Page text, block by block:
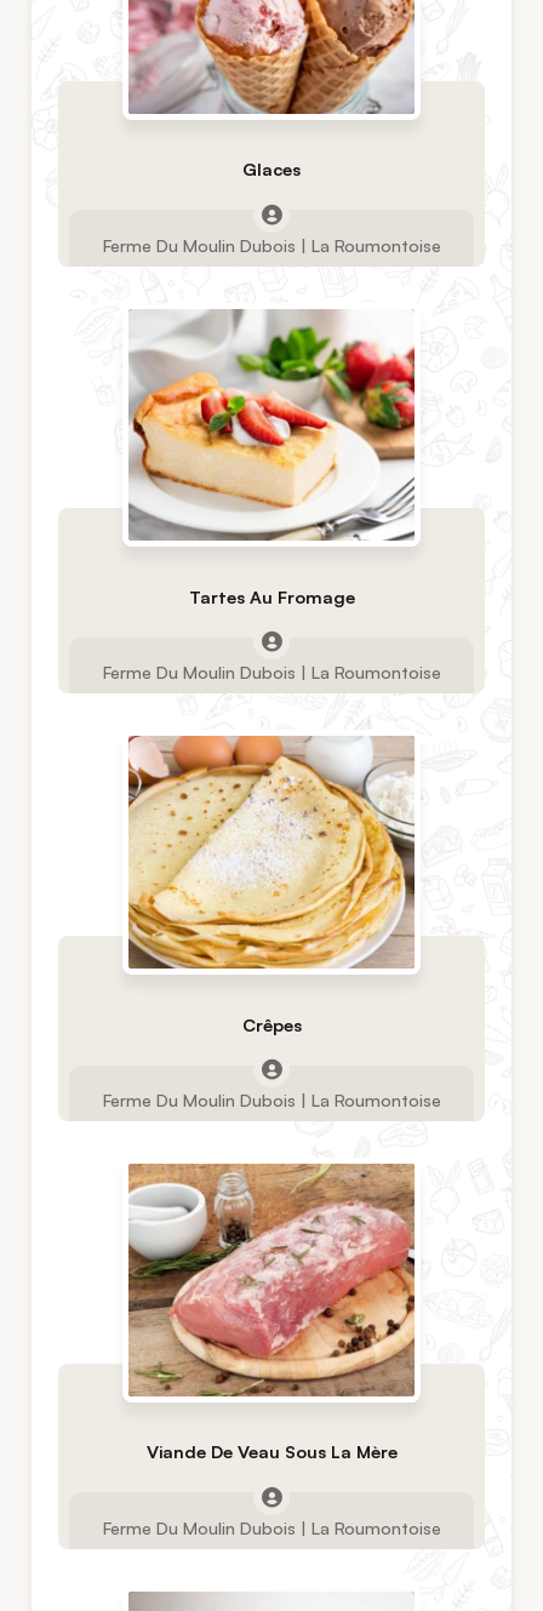
Glaces
Ferme Du Moulin Dubois | La Roumontoise
Tartes Au Fromage
Ferme Du Moulin Dubois | La Roumontoise
Crêpes
Ferme Du Moulin Dubois | La Roumontoise
Viande De Veau Sous La Mère
Ferme Du Moulin Dubois | La Roumontoise